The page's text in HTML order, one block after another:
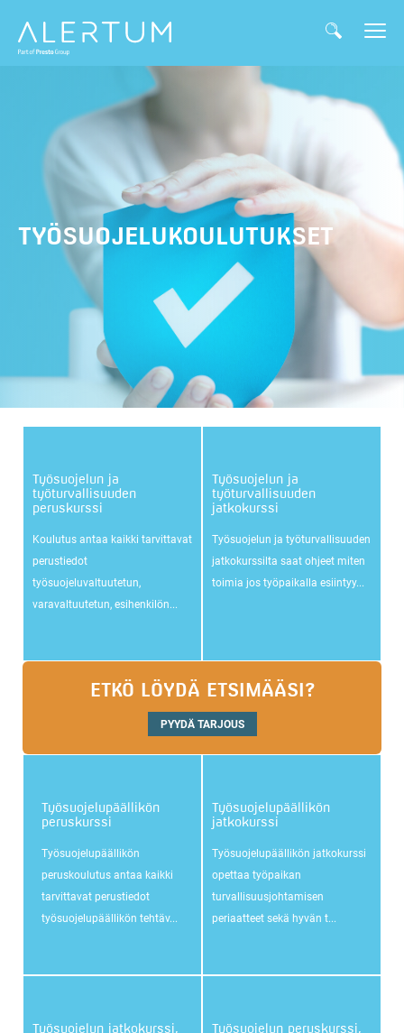
TYÖSUOJELUKOULUTUKSET
Työsuojelun ja
työturvallisuuden
peruskurssi
Koulutus antaa kaikki tarvittavat
perustiedot
työsuojeluvaltuutetun,
varavaltuutetun, esihenkilön...
Työsuojelun ja
työturvallisuuden
jatkokurssi
Työsuojelun ja työturvallisuuden
jatkokurssilta saat ohjeet miten
toimia jos työpaikalla esiintyy...
ETKÖ LÖYDÄ ETSIMÄÄSI?
PYYDÄ TARJOUS
Työsuojelupäällikön
peruskurssi
Työsuojelupäällikön
peruskoulutus antaa kaikki
tarvittavat perustiedot
työsuojelupäällikön tehtäv...
Työsuojelupäällikön
jatkokurssi
Työsuojelupäällikön jatkokurssi
opettaa työpaikan
turvallisuusjohtamisen
periaatteet sekä hyvän t...
Työsuojelun jatkokurssi,
Työsuojelun peruskurssi,